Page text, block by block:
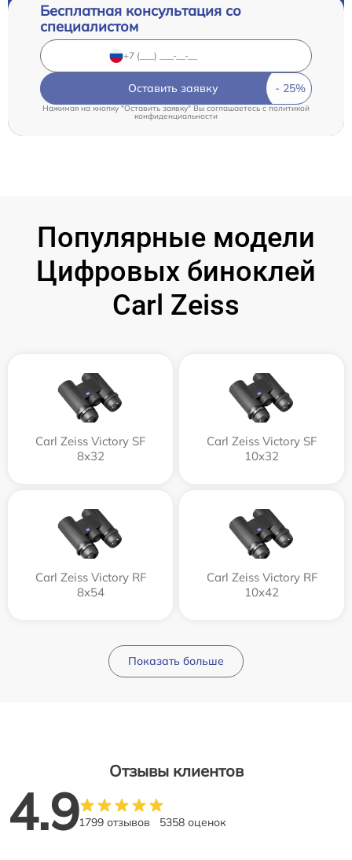
Бесплатная консультация со
специалистом
Оставить заявку
Нажимая на кнопку "Оставить заявку" Вы соглашаетесь cполитикой
конфиденциальности
Популярные модели
Цифровых биноклей
Carl Zeiss
Carl Zeiss Victory SF
8x32
Carl Zeiss Victory SF
10x32
Carl Zeiss Victory RF
8x54
Carl Zeiss Victory RF
10x42
Показать больше
Отзывы клиентов
4.91799 отзывов 5358 оценок